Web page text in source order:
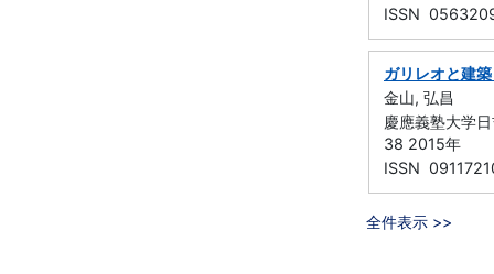
ISSN
ガリレオと建
金山, 弘昌
慶應義塾大学
38 2015年
ISSN
全件表示 >>